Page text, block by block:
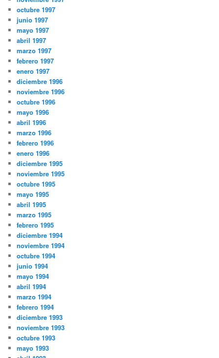
octubre 1997
junio 1997
mayo 1997
abril 1997
marzo 1997
febrero 1997
enero 1997
diciembre 1996
noviembre 1996
octubre 1996
mayo 1996
abril 1996
marzo 1996
febrero 1996
enero 1996
diciembre 1995
noviembre 1995
octubre 1995
mayo 1995
abril 1995
marzo 1995
febrero 1995
diciembre 1994
noviembre 1994
octubre 1994
junio 1994
mayo 1994
abril 1994
marzo 1994
febrero 1994
diciembre 1993
noviembre 1993
octubre 1993
mayo 1993